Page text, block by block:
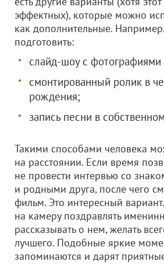
эффектных), которые можно
как дополнительные.
подготовить:
слайд-шоу с фотографиями
смонтированный ролик в
рождения;
запись песни в
Такими способами человека
на расстоянии. Если время
не провести интервью со
и родными друга, после чего
фильм. Это интересный
на камеру поздравлять
рассказывать о нем, желать
лучшего. Подобные яркие
запоминаются и дарят